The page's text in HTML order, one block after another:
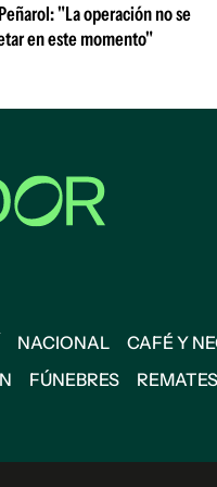
"La operación no se
en este momento"
NACIONAL CAFÉ Y
FÚNEBRES